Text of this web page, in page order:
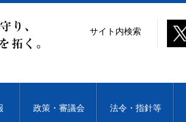
サイト内検索
政策・審議会 法令・指針等